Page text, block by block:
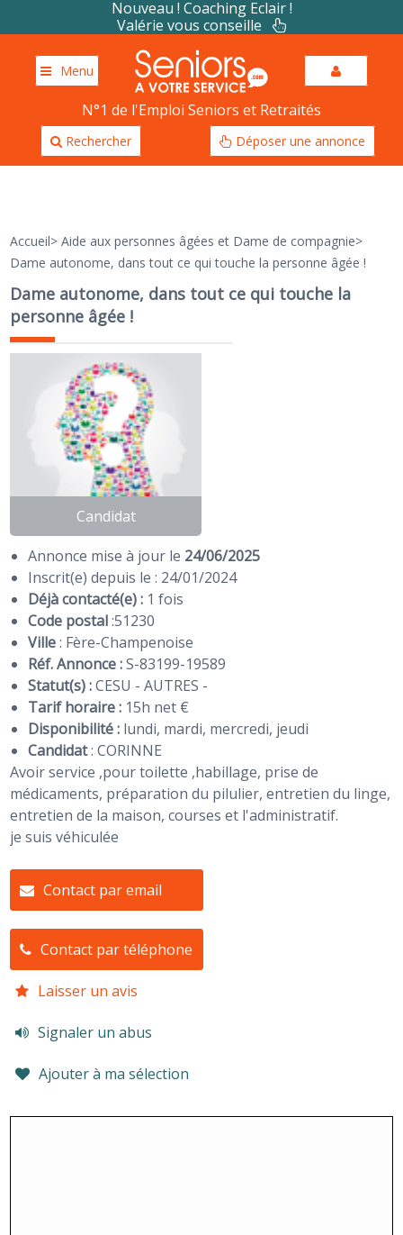
Nouveau ! Coaching Eclair !
Valérie vous conseille
Menu
N°1 de l'Emploi Seniors et Retraités
Rechercher Déposer une annonce
Accueil>Aide aux personnes âgées et Dame de compagnie>
Dame autonome, dans tout ce qui touche la personne âgée !
Dame autonome, dans tout ce qui touche la
personne âgée !
Candidat
Annonce mise à jour le 24/06/2025
Inscrit(e) depuis le : 24/01/2024
Déjà contacté(e) : 1 fois
Code postal:51230
Ville: Fère-Champenoise
Réf. Annonce :S-83199-19589
Statut(s) :CESU - AUTRES -
Tarif horaire : 15h net €
Disponibilité : lundi, mardi, mercredi, jeudi
Candidat:CORINNE
Avoir service ,pour toilette ,habillage, prise de
médicaments, préparation du pilulier, entretien du linge,
entretien de la maison, courses et l'administratif.
je suis véhiculée
Contact par email
Contact par téléphone
Laisser un avis
Signaler un abus
Ajouter à ma sélection